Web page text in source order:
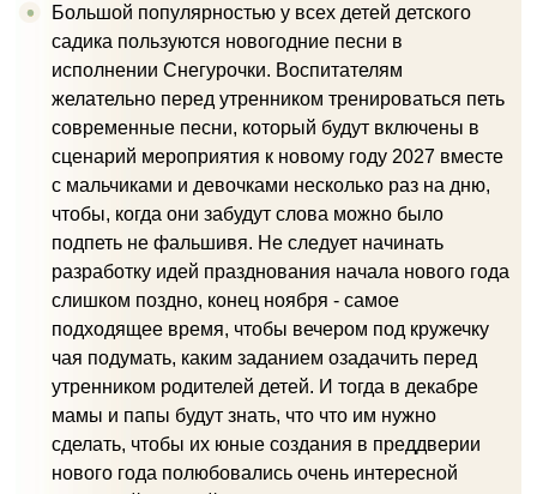
Большой популярностью у всех детей детского
садика пользуются новогодние песни в
исполнении Снегурочки. Воспитателям
желательно перед утренником тренироваться петь
современные песни, который будут включены в
сценарий мероприятия к новому году 2027 вместе
с мальчиками и девочками несколько раз на дню,
чтобы, когда они забудут слова можно было
подпеть не фальшивя. Не следует начинать
разработку идей празднования начала нового года
слишком поздно, конец ноября - самое
подходящее время, чтобы вечером под кружечку
чая подумать, каким заданием озадачить перед
утренником родителей детей. И тогда в декабре
мамы и папы будут знать, что что им нужно
сделать, чтобы их юные создания в преддверии
нового года полюбовались очень интересной